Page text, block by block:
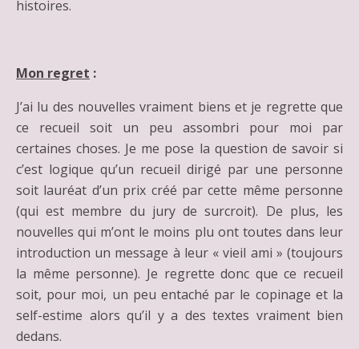
histoires.
Mon regret :
J’ai lu des nouvelles vraiment biens et je regrette que
ce recueil soit un peu assombri pour moi par
certaines choses. Je me pose la question de savoir si
c’est logique qu’un recueil dirigé par une personne
soit lauréat d’un prix créé par cette même personne
(qui est membre du jury de surcroit). De plus, les
nouvelles qui m’ont le moins plu ont toutes dans leur
introduction un message à leur « vieil ami » (toujours
la même personne). Je regrette donc que ce recueil
soit, pour moi, un peu entaché par le copinage et la
self-estime alors qu’il y a des textes vraiment bien
dedans.